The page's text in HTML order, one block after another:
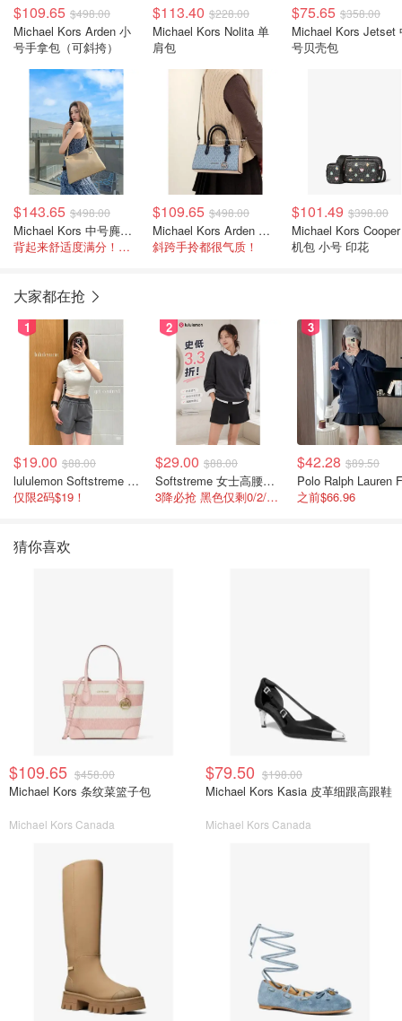
$109.65 $498.00
Michael Kors Arden 小
号手拿包（可斜挎）
$113.40 $228.00
Michael Kors Nolita 单
肩包
$75.65 $358.00
Michael Kors Jetset
号贝壳包
$143.65 $498.00
Michael Kors 中号麂皮斜挎包
背起来舒适度满分！链条搭配皮革肩带不压肩
$109.65 $498.00
Michael Kors Arden 拼色单肩包
斜跨手拎都很气质！
$101.49 $398.00
Michael Kors
机包 小号 印花
大家都在抢
1
$19.00 $88.00
lululemon Softstreme 女士高腰短裤 10cm
仅限2码$19！
2
$29.00 $88.00
Softstreme 女士高腰短裤 4英寸
3降必抢 黑色仅剩0/2/4码
3
$42.28 $89.50
之前$66.96
猜你喜欢
$109.65 $458.00
Michael Kors 条纹菜篮子包
Michael Kors Canada
$79.50 $198.00
Michael Kors Kasia 皮革细跟高跟鞋
Michael Kors Canada